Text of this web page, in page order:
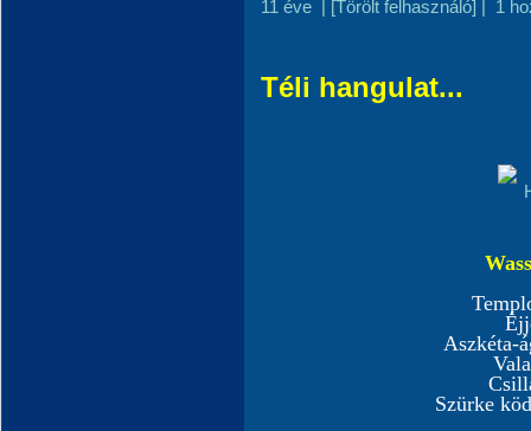
11 éve [Törölt felhasználó] 1
Téli hangulat...
Aszkéta-
Szürke